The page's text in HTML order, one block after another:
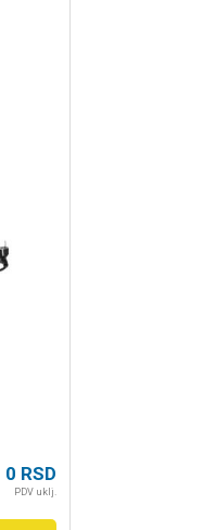
0 RSD
PDV uklj.